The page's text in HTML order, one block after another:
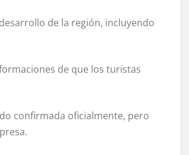
de la región, incluyendo
de que los turistas
confirmada oficialmente, pero